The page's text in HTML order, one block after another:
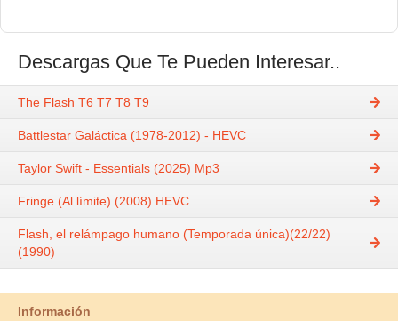
Descargas Que Te Pueden Interesar..
The Flash T6 T7 T8 T9
Battlestar Galáctica (1978-2012) - HEVC
Taylor Swift - Essentials (2025) Mp3
Fringe (Al límite) (2008).HEVC
Flash, el relámpago humano (Temporada única)(22/22)
(1990)
Información